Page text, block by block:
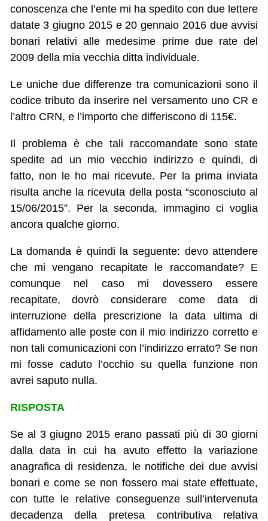
conoscenza che l’ente mi ha spedito con due lettere
datate 3 giugno 2015 e 20 gennaio 2016 due avvisi
bonari relativi alle medesime prime due rate del
2009 della mia vecchia ditta individuale.
Le uniche due differenze tra comunicazioni sono il
codice tributo da inserire nel versamento uno CR e
l’altro CRN, e l’importo che differiscono di 115€.
Il problema è che tali raccomandate sono state
spedite ad un mio vecchio indirizzo e quindi, di
fatto, non le ho mai ricevute. Per la prima inviata
risulta anche la ricevuta della posta “sconosciuto al
15/06/2015”. Per la seconda, immagino ci voglia
ancora qualche giorno.
La domanda è quindi la seguente: devo attendere
che mi vengano recapitate le raccomandate? E
comunque nel caso mi dovessero essere
recapitate, dovrò considerare come data di
interruzione della prescrizione la data ultima di
affidamento alle poste con il mio indirizzo corretto e
non tali comunicazioni con l’indirizzo errato? Se non
mi fosse caduto l’occhio su quella funzione non
avrei saputo nulla.
RISPOSTA
Se al 3 giugno 2015 erano passati più di 30 giorni
dalla data in cui ha avuto effetto la variazione
anagrafica di residenza, le notifiche dei due avvisi
bonari e come se non fossero mai state effettuate,
con tutte le relative conseguenze sull’intervenuta
decadenza della pretesa contributiva relativa